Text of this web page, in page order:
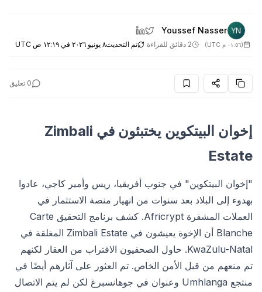
Youssef Nasser
(٠١:٥٦ م UTC ) 2 دقائق للقراءة تم التحديث٨ يونيو ٢٠٢٦ في ١٢:١٩ ص UTC
0 تعليق
إخوان البيتكوين يختبئون في Zimbali
Estate
"إخوان البيتكوين" في جنوب أفريقيا، ريس وأمير كاجي، عادوا
بهدوء إلى البلاد بعد سنوات من انهيار منصة الاستثمار في
العملات المشفرة Africrypt. كشف برنامج التحقيق Carte
Blanche أن الإخوة يعيشون في Zimbali Estate المغلقة في
KwaZulu-Natal. حاول الصحفيون الاقتراب من العقار لكنهم
تم منعهم من قبل الأمن الخاص. تم العثور على آثارهم أيضًا في
منتجع Umhlanga وعنوان في جوهانسبرغ لكن لم يتم الاتصال